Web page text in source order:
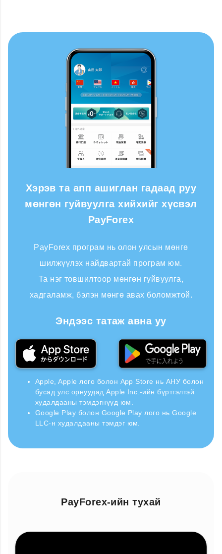
Хэрэв та апп ашиглан гадаад руу
мөнгөн гуйвуулга хийхийг хүсвэл
PayForex
PayForex програм нь олон улсын мөнгө
шилжүүлэх найдвартай програм юм.
Та нэг товшилтоор мөнгөн гуйвуулга,
хадгаламж, бэлэн мөнгө авах боломжтой.
Эндээс татаж авна уу
Apple, Apple лого болон App Store нь АНУ болон
бусад улс орнуудад Apple Inc.-ийн бүртгэлтэй
худалдааны тэмдэгнүүд юм.
Google Play болон Google Play лого нь Google
LLC-н худалдааны тэмдэг юм.
PayForex-ийн тухай